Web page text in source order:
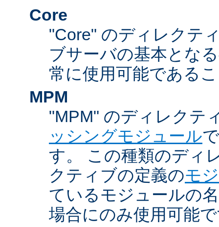
Core
"Core" のディレクテ
ブサーバの基本とな
常に使用可能である
MPM
"MPM" のディレクテ
ッシングモジュール
す。 この種類のディ
クティブの定義のモ
ているモジュールの
場合にのみ使用可能